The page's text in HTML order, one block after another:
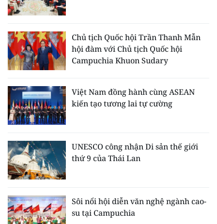
Chủ tịch Quốc hội Trần Thanh Mẫn
hội đàm với Chủ tịch Quốc hội
Campuchia Khuon Sudary
Việt Nam đồng hành cùng ASEAN
kiến tạo tương lai tự cường
UNESCO công nhận Di sản thế giới
thứ 9 của Thái Lan
Sôi nổi hội diễn văn nghệ ngành cao-
su tại Campuchia